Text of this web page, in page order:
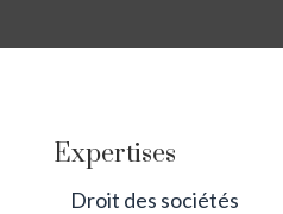
Expertises
Droit des sociétés